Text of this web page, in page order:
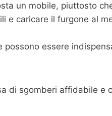
un mobile, piuttosto
e caricare il furgone al
possono essere
di sgomberi affidabile